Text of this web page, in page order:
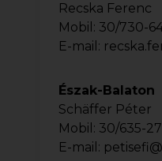
Recska Ferenc
Mobil: 30/730-
E-mail:
Észak-Balaton
Schäffer Péter
Mobil: 30/635-
E-mail: